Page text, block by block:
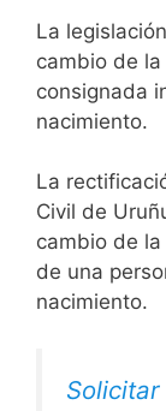
La
cambio de
consignada
nacimiento.
La
Civil de
cambio de
de una
nacimiento.